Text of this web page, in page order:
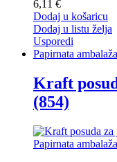
6,11 €
Dodaj u košaricu
Dodaj u listu želja
Usporedi
Papirnata
Kraft
(854)
Papirnata